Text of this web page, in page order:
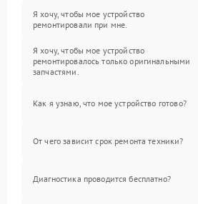
Я хочу, чтобы мое устройство
ремонтировали при мне.
Я хочу, чтобы мое устройство
ремонтировалось только оригинальными
запчастями.
Как я узнаю, что мое устройство готово?
От чего зависит срок ремонта техники?
Диагностика проводится бесплатно?